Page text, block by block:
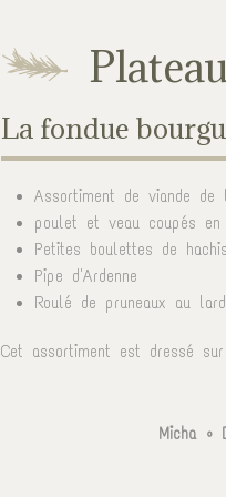
La fondue
Assortiment de viande de
poulet et veau coupés en
Petites boulettes de hachis
Pipe d'Ardenne
Roulé de pruneaux au lard
Cet assortiment est dressé
Micha •